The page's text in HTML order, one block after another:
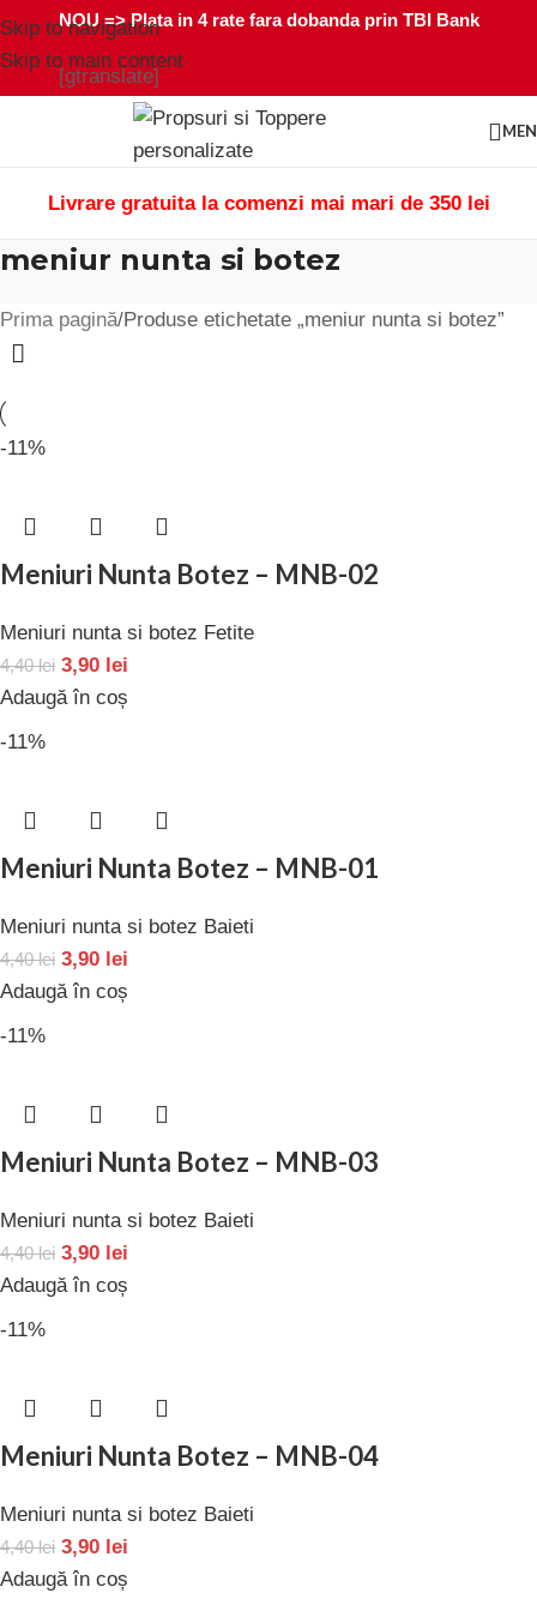
Skip to navigation
Skip to main content
NOU =>Plata in 4 rate fara dobanda prin TBI Bank
[gtranslate]
Livrare gratuita la comenzi mai mari de 350 lei
meniur nunta si botez
Prima pagină Produse etichetate „meniur nunta si botez”
-11%
Meniuri Nunta Botez – MNB-02
Meniuri nunta si botez Fetite
4,40lei 3,90 lei
Adaugă în coș
-11%
Meniuri Nunta Botez – MNB-01
Meniuri nunta si botez Baieti
4,40lei 3,90 lei
Adaugă în coș
-11%
Meniuri Nunta Botez – MNB-03
Meniuri nunta si botez Baieti
4,40lei 3,90 lei
Adaugă în coș
-11%
Meniuri Nunta Botez – MNB-04
Meniuri nunta si botez Baieti
4,40lei 3,90 lei
Adaugă în coș